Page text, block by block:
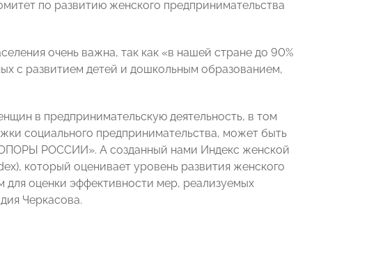
по развитию женского предпринимательства
очень важна, так как «в нашей стране до 90%
с развитием детей и дошкольным образованием,
в предпринимательскую деятельность, в том
социального предпринимательства, может быть
РОССИИ». А созданный нами Индекс женской
который оценивает уровень развития женского
оценки эффективности мер, реализуемых
Черкасова.